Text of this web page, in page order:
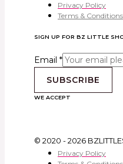
Privacy Policy
Terms & Conditions
SIGN UP FOR BZ LITTLE
Email *
SUBSCRIBE
WE ACCEPT
© 2020 - 2026
Privacy Policy